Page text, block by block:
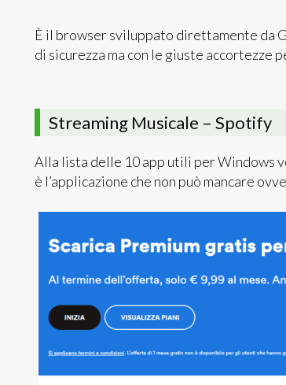
È il browser sviluppato direttamente da
di sicurezza ma con le giuste accortezze
Streaming Musicale – Spotify
Alla lista delle 10 app utili per Windows
è l’applicazione che non può mancare